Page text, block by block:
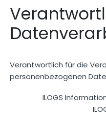
Verantwortlich für die
personenbezogenen
ILOGS